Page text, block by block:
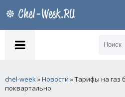
chel-week»Новости » Тарифы на газ
поквартально